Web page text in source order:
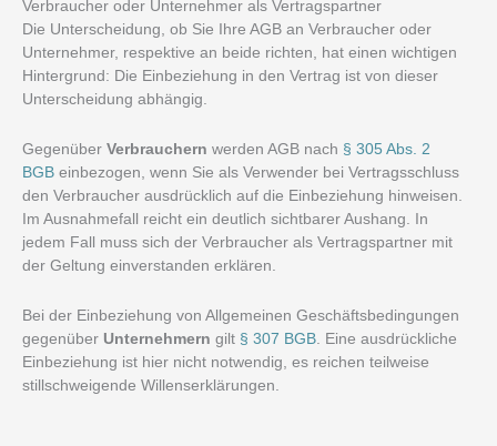
Verbraucher oder Unternehmer als Vertragspartner
Die Unterscheidung, ob Sie Ihre AGB an Verbraucher oder
Unternehmer, respektive an beide richten, hat einen wichtigen
Hintergrund: Die Einbeziehung in den Vertrag ist von dieser
Unterscheidung abhängig.
Gegenüber Verbrauchern werden AGB nach § 305 Abs. 2
BGB einbezogen, wenn Sie als Verwender bei Vertragsschluss
den Verbraucher ausdrücklich auf die Einbeziehung hinweisen.
Im Ausnahmefall reicht ein deutlich sichtbarer Aushang. In
jedem Fall muss sich der Verbraucher als Vertragspartner mit
der Geltung einverstanden erklären.
Bei der Einbeziehung von Allgemeinen Geschäftsbedingungen
gegenüber Unternehmern gilt § 307 BGB. Eine ausdrückliche
Einbeziehung ist hier nicht notwendig, es reichen teilweise
stillschweigende Willenserklärungen.